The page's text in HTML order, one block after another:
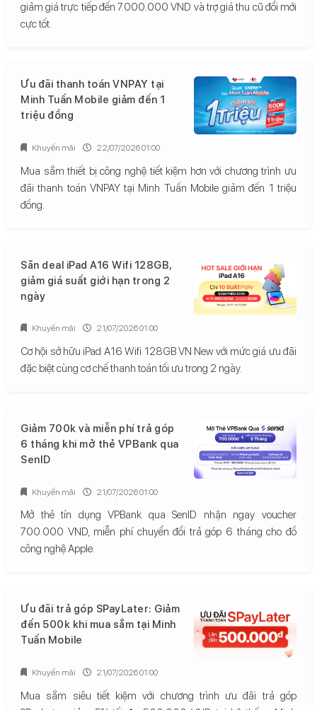
giảm giá trực tiếp đến 7.000.000 VND và trợ giá thu cũ đổi mới
cực tốt.
Ưu đãi thanh toán VNPAY tại
Minh Tuấn Mobile giảm đến 1
triệu đồng
Mua sắm thiết bị công nghệ tiết kiệm hơn với chương trình ưu
đãi thanh toán VNPAY tại Minh Tuấn Mobile giảm đến 1 triệu
đồng.
Khuyến mãi 22/07/2026 01:00
Săn deal iPad A16 Wifi 128GB,
giảm giá suất giới hạn trong 2
ngày
Cơ hội sở hữu iPad A16 Wifi 128GB VN New với mức giá ưu đãi
đặc biệt cùng cơ chế thanh toán tối ưu trong 2 ngày.
Khuyến mãi 21/07/2026 01:00
Giảm 700k và miễn phí trả góp
6 tháng khi mở thẻ VPBank qua
SenID
Mở thẻ tín dụng VPBank qua SenID nhận ngay voucher
700.000 VND, miễn phí chuyển đổi trả góp 6 tháng cho đồ
công nghệ Apple.
Khuyến mãi 21/07/2026 01:00
Ưu đãi trả góp SPayLater: Giảm
đến 500k khi mua sắm tại Minh
Tuấn Mobile
Mua sắm siêu tiết kiệm với chương trình ưu đãi trả góp
Khuyến mãi 21/07/2026 01:00